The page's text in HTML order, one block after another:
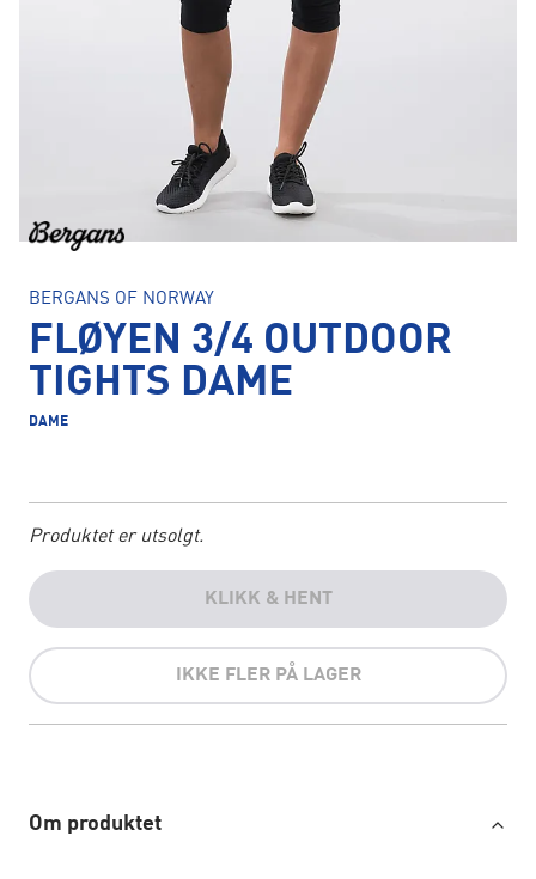
BERGANS OF NORWAY
FLØYEN 3/4 OUTDOOR
TIGHTS DAME
DAME
Produktet er utsolgt.
KLIKK & HENT
IKKE FLER PÅ LAGER
Om produktet